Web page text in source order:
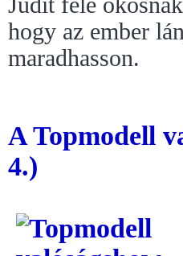
hogy az ember
maradhasson.
A Topmodell
4.)